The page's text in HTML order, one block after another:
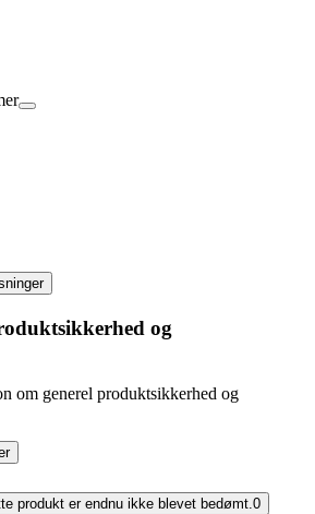
og
om generel produktsikkerhed og
produkt er endnu ikke blevet bedømt.0